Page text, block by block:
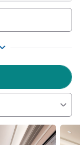
Más